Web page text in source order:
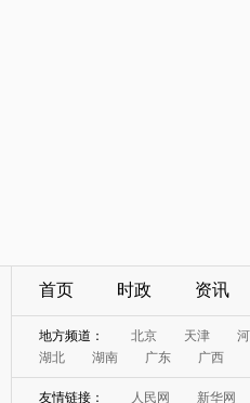
首页 时政 资讯
地方频道： 北京 天津
湖北
湖南 广东 广西
友情链接： 人民网 新华网